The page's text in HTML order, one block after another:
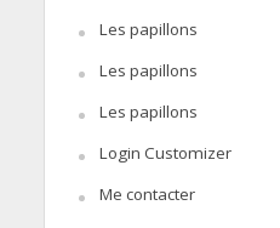
Les papillons
Les papillons
Les papillons
Login Customizer
Me contacter